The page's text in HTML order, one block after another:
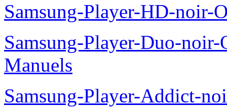
Samsung-Player-HD-noir-
Samsung-Player-Duo-
Manuels
Samsung-Player-Addict-